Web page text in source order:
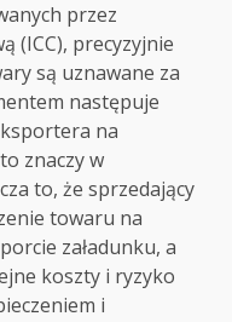
przez
(ICC), precyzyjnie
są uznawane za
następuje
na
znaczy w
to, że sprzedający
towaru na
załadunku, a
koszty i ryzyko
i